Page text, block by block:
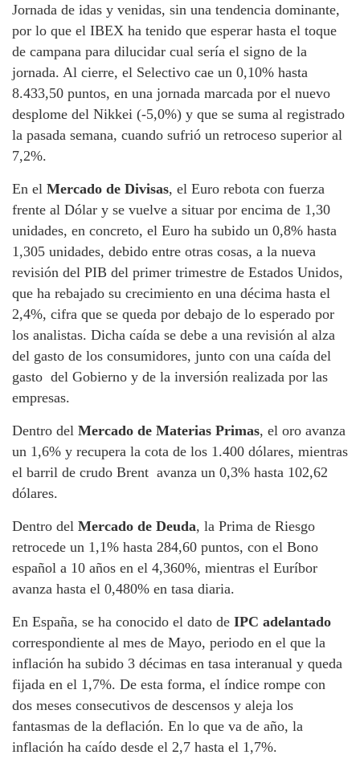
Jornada de idas y venidas, sin una tendencia dominante,
por lo que el IBEX ha tenido que esperar hasta el toque
de campana para dilucidar cual sería el signo de la
jornada. Al cierre, el Selectivo cae un 0,10% hasta
8.433,50 puntos, en una jornada marcada por el nuevo
desplome del Nikkei (-5,0%) y que se suma al registrado
la pasada semana, cuando sufrió un retroceso superior al
7,2%.
En el Mercado de Divisas, el Euro rebota con fuerza
frente al Dólar y se vuelve a situar por encima de 1,30
unidades, en concreto, el Euro ha subido un 0,8% hasta
1,305 unidades, debido entre otras cosas, a la nueva
revisión del PIB del primer trimestre de Estados Unidos,
que ha rebajado su crecimiento en una décima hasta el
2,4%, cifra que se queda por debajo de lo esperado por
los analistas. Dicha caída se debe a una revisión al alza
del gasto de los consumidores, junto con una caída del
gasto del Gobierno y de la inversión realizada por las
empresas.
Dentro del Mercado de Materias Primas, el oro avanza
un 1,6% y recupera la cota de los 1.400 dólares, mientras
el barril de crudo Brent avanza un 0,3% hasta 102,62
dólares.
Dentro del Mercado de Deuda, la Prima de Riesgo
retrocede un 1,1% hasta 284,60 puntos, con el Bono
español a 10 años en el 4,360%, mientras el Euríbor
avanza hasta el 0,480% en tasa diaria.
En España, se ha conocido el dato de IPC adelantado
correspondiente al mes de Mayo, periodo en el que la
inflación ha subido 3 décimas en tasa interanual y queda
fijada en el 1,7%. De esta forma, el índice rompe con
dos meses consecutivos de descensos y aleja los
fantasmas de la deflación. En lo que va de año, la
inflación ha caído desde el 2,7 hasta el 1,7%.